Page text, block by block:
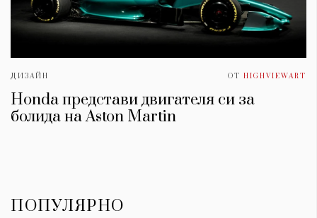
ДИЗАЙН ОТ HIGHVIEWART
Honda представи двигателя си за
болида на Aston Martin
ПОПУЛЯРНО